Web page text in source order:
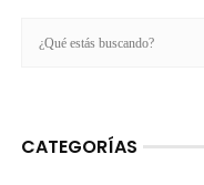
CATEGORÍAS